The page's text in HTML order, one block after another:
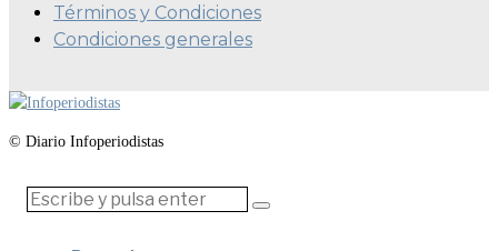
Términos y Condiciones
Condiciones generales
© Diario Infoperiodistas